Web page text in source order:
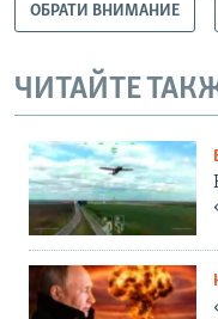
ОБРАТИ ВНИМАНИЕ
ЧИТАЙТЕ